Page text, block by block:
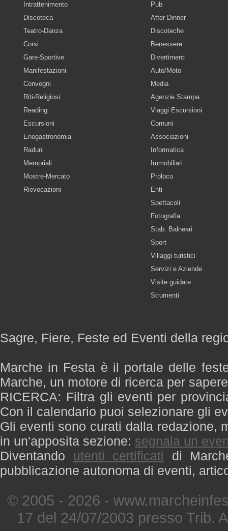
Intrattenimento
Discoteca
Teatro-Danza
Corsi
Gare-Sportive
Manifestazioni
Convegni
Riti-Religiosi
Reading
Escursioni
Enogastronomia
Raduni
Memoriali
Mostre-Mercato
Rievocazioni
Pub
After Dinner
Discoteche
Benessere
Divertimenti
Auto/Moto
Media
Agenzie Stampa
Viaggi Escursioni
Comuni
Associazioni
Informatica
Immobiliari
Proloco
Enti
Spettacoli
Fotografia
Stab. Balneari
Sport
Villaggi turistici
Servizi e Aziende
Visite guidate
Strumenti
Sagre, Fiere, Feste ed Eventi della
Marche in Festa è il portale delle
Marche, un motore di ricerca per
RICERCA: Filtra gli eventi per
Con il calendario puoi selezionare gli
Gli eventi sono curati dalla redazione,
in un'apposita sezione: segnala un
Diventando utenti certificati di
pubblicazione autonoma di eventi,
© 2005 - 2026 -
17 del 24/07/2003 presso Trib.